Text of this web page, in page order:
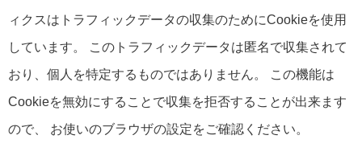
ィクスはトラフィックデータの収集のためにCookieを使用
しています。 このトラフィックデータは匿名で収集されて
おり、個人を特定するものではありません。 この機能は
Cookieを無効にすることで収集を拒否することが出来ます
ので、 お使いのブラウザの設定をご確認ください。